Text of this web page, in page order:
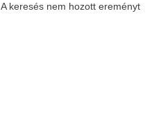
A keresés nem hozott ereményt